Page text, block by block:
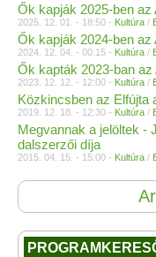
Ők kapják 2025-ben az
2025. 12. 01. - 18:50 - Kultúra /
Ők kapják 2024-ben
2024. 12. 04. - 00:15 - Kultúra /
Ők kapták 2023-ban
2023. 12. 12. - 12:00 - Kultúra /
Közkincsben az Elfújta
2019. 12. 18. - 12:30 - Kultúra /
Megvannak a jelöltek -
dalszerzői díja
2015. 04. 15. - 15:00 - Kultúra /